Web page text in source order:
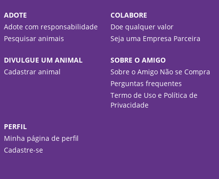
ADOTE
Adote com responsabilidade
Pesquisar animais
COLABORE
Doe qualquer valor
Seja uma Empresa Parceira
DIVULGUE UM ANIMAL
Cadastrar animal
SOBRE O AMIGO
Sobre o Amigo Não se Compra
Perguntas frequentes
Termo de Uso e Política de
Privacidade
PERFIL
Minha página de perfil
Cadastre-se